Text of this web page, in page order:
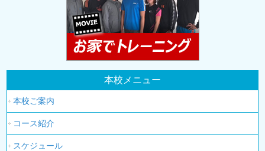
本校メニュー
本校ご案内
コース紹介
スケジュール